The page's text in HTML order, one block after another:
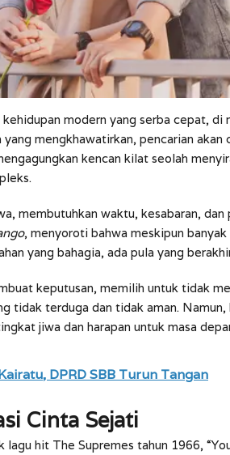
modern yang serba cepat, di
mengkhawatirkan, pencarian akan
kencan kilat seolah
membutuhkan waktu, kesabaran, dan
, menyoroti bahwa meskipun banyak
yang bahagia, ada pula yang
keputusan, memilih untuk tidak
tidak terduga dan tidak aman. Namun,
jiwa dan harapan untuk masa
DPRD SBB Turun Tangan
Cinta Sejati
hit The Supremes tahun 1966,